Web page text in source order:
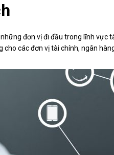
đơn vị đi đầu trong lĩnh vực
cho các đơn vị tài chính, ngân